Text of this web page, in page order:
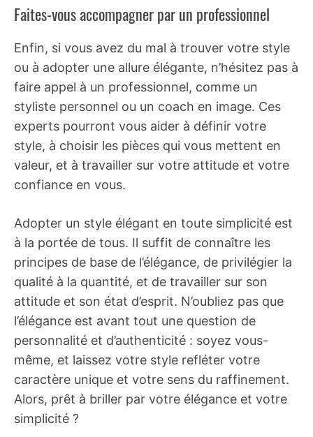
Faites-vous accompagner par un professionnel
Enfin, si vous avez du mal à trouver votre style
ou à adopter une allure élégante, n’hésitez pas à
faire appel à un professionnel, comme un
styliste personnel ou un coach en image. Ces
experts pourront vous aider à définir votre
style, à choisir les pièces qui vous mettent en
valeur, et à travailler sur votre attitude et votre
confiance en vous.
Adopter un style élégant en toute simplicité est
à la portée de tous. Il suffit de connaître les
principes de base de l’élégance, de privilégier la
qualité à la quantité, et de travailler sur son
attitude et son état d’esprit. N’oubliez pas que
l’élégance est avant tout une question de
personnalité et d’authenticité : soyez vous-
même, et laissez votre style refléter votre
caractère unique et votre sens du raffinement.
Alors, prêt à briller par votre élégance et votre
simplicité ?